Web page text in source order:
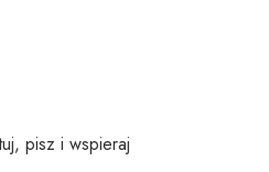
pisz i wspieraj